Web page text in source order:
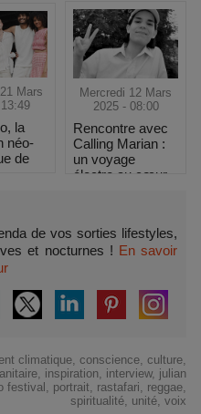
Mars
la
néo-
de
Mercredi 12 Mars
2025 - 08:00
Rencontre avec
Calling Marian :
un voyage
électro au cœur
de vos sorties lifestyles,
et nocturnes ! En savoir
climatique conscience culture
inspiration interview, julian
festival portrait rastafari reggae
spiritualité unité voix